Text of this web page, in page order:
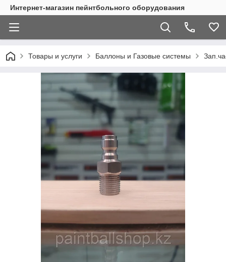
Интернет-магазин пейнтбольного оборудования
Товары и услуги Баллоны и Газовые системы